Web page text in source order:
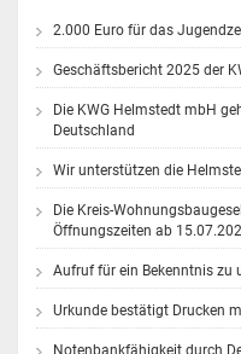
2.000 Euro für das
Geschäftsbericht 2025 der
Die KWG Helmstedt mbH
Deutschland
Wir unterstützen die
Die Kreis-
Öffnungszeiten ab
Aufruf für ein Bekenntnis zu
Urkunde bestätigt Drucken